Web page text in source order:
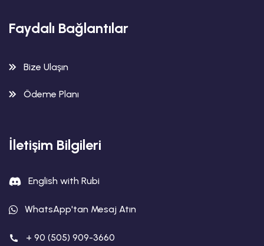
Faydalı Bağlantılar
Bize Ulaşın
Ödeme Planı
İletişim Bilgileri
English with Rubi
WhatsApp'tan Mesaj Atın
+ 90 (505) 909-3660